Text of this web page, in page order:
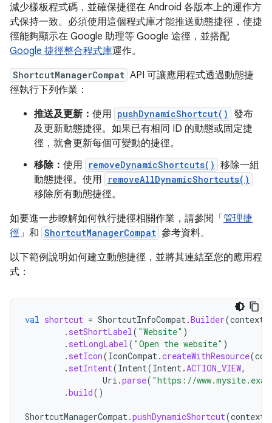
減少樣板程式碼，並確保捷徑在 Android 各版本上的運作方
式保持一致。必須使用這個程式庫才能推送動態捷徑，使捷
徑能夠顯示在 Google 助理等 Google 途徑，並搭配
Google 捷徑整合程式庫運作。
ShortcutManagerCompat API 可讓應用程式透過動態捷
徑執行下列作業：
推送及更新： 使用 pushDynamicShortcut() 發布
及更新動態捷徑。如果已有相同 ID 的動態或固定捷
徑，就會更新每個可變動的捷徑。
移除： 使用 removeDynamicShortcuts() 移除一組
動態捷徑。使用
removeAllDynamicShortcuts()
移除所有動態捷徑。
如要進一步瞭解如何執行捷徑相關作業，請參閱「 管理捷
徑」和 ShortcutManagerCompat 參考資料。
以下範例說明如何建立動態捷徑，並將其連結至您的應用程
式：
val shortcut = ShortcutInfoCompat.Builder(context
. setShortLabel( "Website" )
. setLongLabel( "Open the website" )
. setIcon(IconCompat.createWithResource(
. setIntent(Intent(Intent.ACTION_VIEW,
Uri .parse( "https://
.build()
ShortcutManagerCompat.pushDynamicShortcut(context